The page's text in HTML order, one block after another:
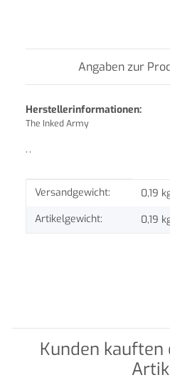
Angaben zur
Herstellerinformationen:
The Inked Army
, ,
Produkteigenschaft
Wert
Versandgewicht:
0,19
Artikelgewicht:
0,19
Kunden